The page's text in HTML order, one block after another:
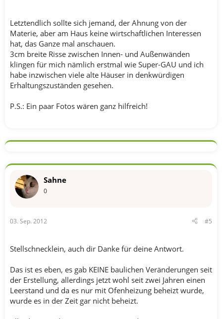
Letztendlich sollte sich jemand, der Ahnung von der
Materie, aber am Haus keine wirtschaftlichen Interessen
hat, das Ganze mal anschauen.
3cm breite Risse zwischen Innen- und Außenwänden
klingen für mich nämlich erstmal wie Super-GAU und ich
habe inzwischen viele alte Häuser in denkwürdigen
Erhaltungszuständen gesehen.
P.S.: Ein paar Fotos wären ganz hilfreich!
Sahne
0
03. Sep. 2012 #5
Stellschnecklein, auch dir Danke für deine Antwort.
Das ist es eben, es gab KEINE baulichen Veränderungen seit
der Erstellung, allerdings jetzt wohl seit zwei Jahren einen
Leerstand und da es nur mit Ofenheizung beheizt wurde,
wurde es in der Zeit gar nicht beheizt.